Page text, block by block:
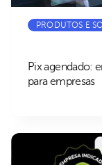
PRODUTOS E
Pix agendado:
para empresas